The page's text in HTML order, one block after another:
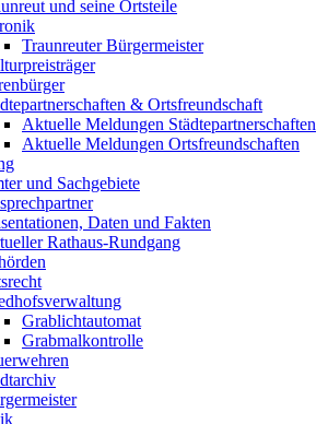
und seine Ortsteile
Traunreuter Bürgermeister
& Ortsfreundschaft
Aktuelle Meldungen Städtepartnerschaften
Aktuelle Meldungen Ortsfreundschaften
und Sachgebiete
Daten und Fakten
Rathaus-Rundgang
Grablichtautomat
Grabmalkontrolle